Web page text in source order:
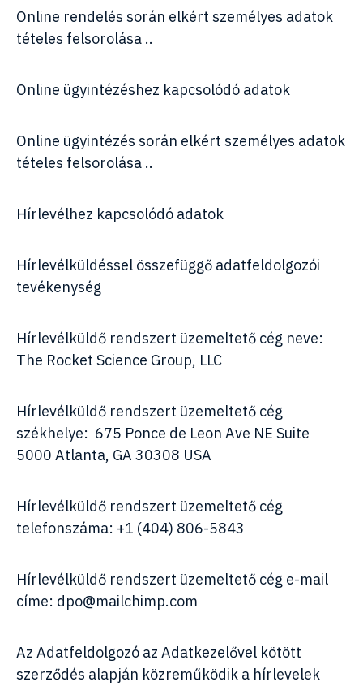
Online rendelés során elkért személyes adatok
tételes felsorolása ..
Online ügyintézéshez kapcsolódó adatok
Online ügyintézés során elkért személyes adatok
tételes felsorolása ..
Hírlevélhez kapcsolódó adatok
Hírlevélküldéssel összefüggő adatfeldolgozói
tevékenység
Hírlevélküldő rendszert üzemeltető cég neve:
The Rocket Science Group, LLC
Hírlevélküldő rendszert üzemeltető cég
székhelye: 675 Ponce de Leon Ave NE Suite
5000 Atlanta, GA 30308 USA
Hírlevélküldő rendszert üzemeltető cég
telefonszáma: +1 (404) 806-5843
Hírlevélküldő rendszert üzemeltető cég e-mail
címe: dpo@mailchimp.com
Az Adatfeldolgozó az Adatkezelővel kötött
szerződés alapján közreműködik a hírlevelek